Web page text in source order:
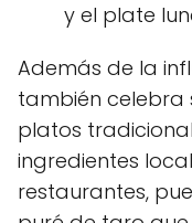
y el plate
Además de la
también celebra
platos‌
ingredientes
restaurantes,